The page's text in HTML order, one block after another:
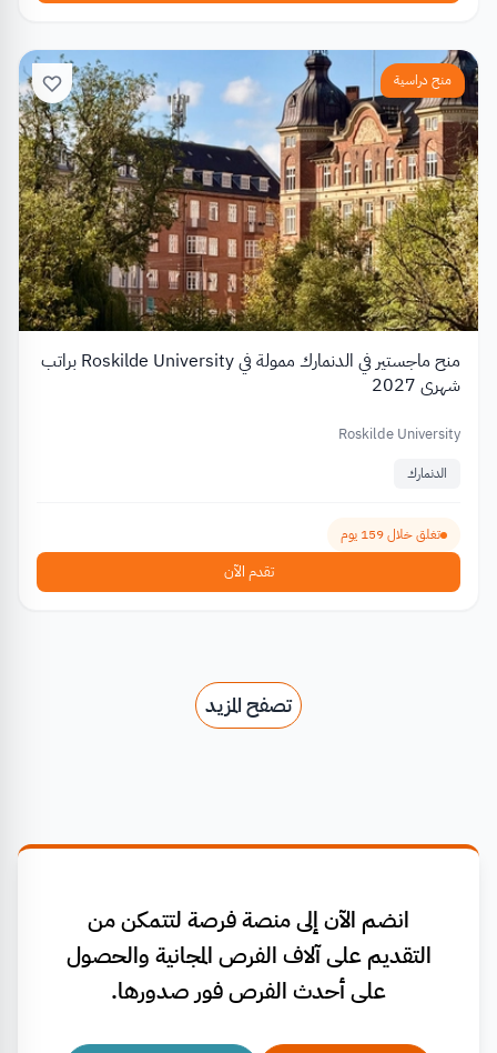
منح دراسية
منح ماجستير في الدنمارك ممولة في Roskilde University براتب
شهري 2027
Roskilde University
الدنمارك
تغلق خلال 159 يوم
تقدم الآن
تصفح المزيد
انضم الآن إلى منصة فرصة لتتمكن من
التقديم على آلاف الفرص المجانية والحصول
على أحدث الفرص فور صدورها.